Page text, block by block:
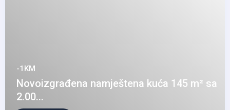
-1KM
Novoizgrađena namještena kuća 145 m² sa
2.00...